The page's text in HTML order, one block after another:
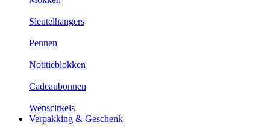
Sleutelhangers
Pennen
Notitieblokken
Cadeaubonnen
Wenscirkels
Verpakking & Geschenk